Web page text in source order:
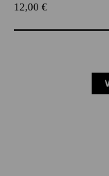
12,00 €